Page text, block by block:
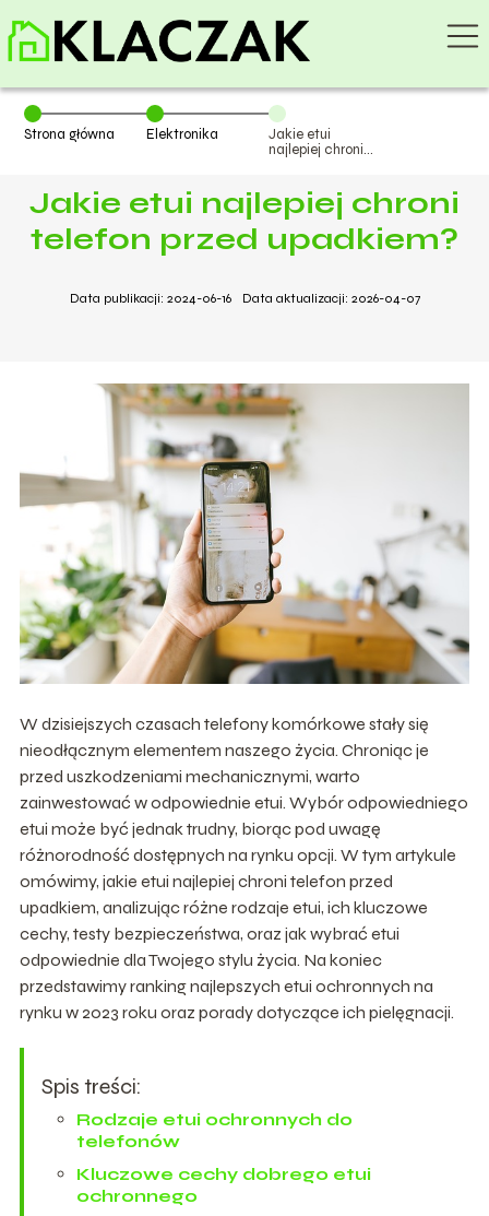
Strona główna Elektronika
Jakie etui
najlepiej chroni
Jakie etui najlepiej chroni
telefon przed upadkiem?
Data publikacji: 2024-06-16 Data aktualizacji: 2026-04-07
W dzisiejszych czasach telefony komórkowe stały się
nieodłącznym elementem naszego życia. Chroniąc je
przed uszkodzeniami mechanicznymi, warto
zainwestować w odpowiednie etui. Wybór odpowiedniego
etui może być jednak trudny, biorąc pod uwagę
różnorodność dostępnych na rynku opcji. W tym artykule
omówimy, jakie etui najlepiej chroni telefon przed
upadkiem, analizując różne rodzaje etui, ich kluczowe
cechy, testy bezpieczeństwa, oraz jak wybrać etui
odpowiednie dla Twojego stylu życia. Na koniec
przedstawimy ranking najlepszych etui ochronnych na
rynku w 2023 roku oraz porady dotyczące ich pielęgnacji.
Spis treści:
Rodzaje etui ochronnych do
telefonów
Kluczowe cechy dobrego etui
ochronnego